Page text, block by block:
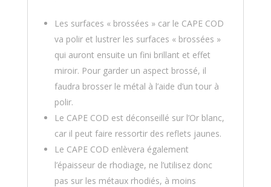
Les surfaces « brossées » car le CAPE COD
va polir et lustrer les surfaces « brossées »
qui auront ensuite un fini brillant et effet
miroir. Pour garder un aspect brossé, il
faudra brosser le métal à l’aide d’un tour à
polir.
Le CAPE COD est déconseillé sur l’Or blanc,
car il peut faire ressortir des reflets jaunes.
Le CAPE COD enlèvera également
l’épaisseur de rhodiage, ne l’utilisez donc
pas sur les métaux rhodiés, à moins